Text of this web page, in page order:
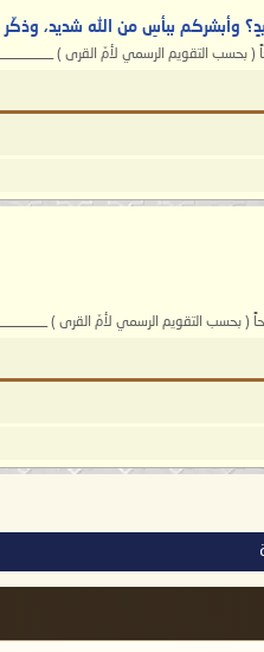
وأبشركم ببأسِ من الله شديد،